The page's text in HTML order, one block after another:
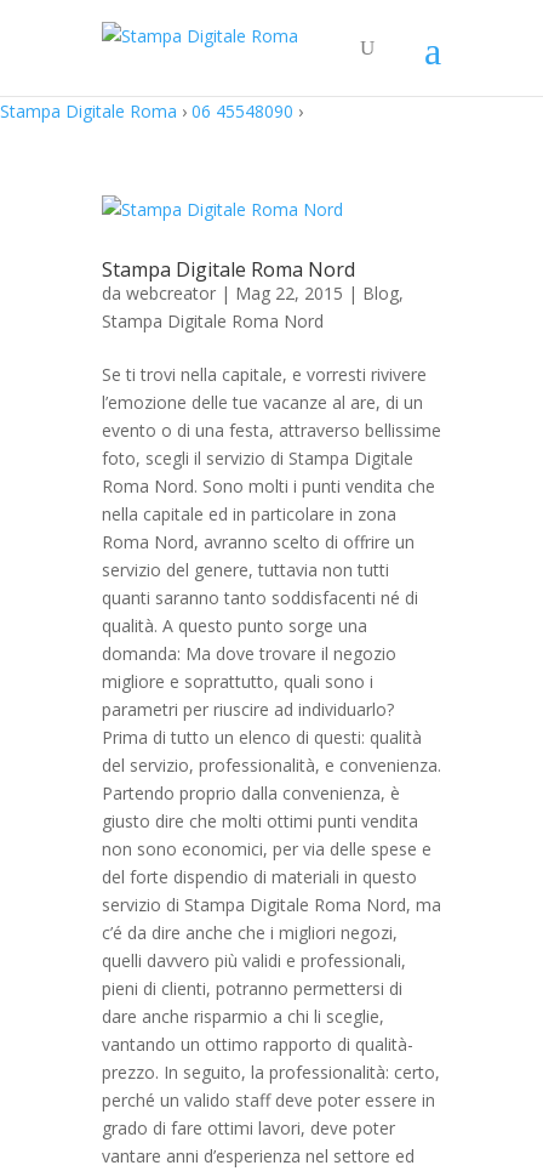
Stampa Digitale Roma › 06 45548090 ›
Stampa Digitale Roma Nord
da webcreator | Mag 22, 2015 | Blog,
Stampa Digitale Roma Nord
Se ti trovi nella capitale, e vorresti rivivere
l’emozione delle tue vacanze al are, di un
evento o di una festa, attraverso bellissime
foto, scegli il servizio di Stampa Digitale
Roma Nord. Sono molti i punti vendita che
nella capitale ed in particolare in zona
Roma Nord, avranno scelto di offrire un
servizio del genere, tuttavia non tutti
quanti saranno tanto soddisfacenti né di
qualità. A questo punto sorge una
domanda: Ma dove trovare il negozio
migliore e soprattutto, quali sono i
parametri per riuscire ad individuarlo?
Prima di tutto un elenco di questi: qualità
del servizio, professionalità, e convenienza.
Partendo proprio dalla convenienza, è
giusto dire che molti ottimi punti vendita
non sono economici, per via delle spese e
del forte dispendio di materiali in questo
servizio di Stampa Digitale Roma Nord, ma
c’é da dire anche che i migliori negozi,
quelli davvero più validi e professionali,
pieni di clienti, potranno permettersi di
dare anche risparmio a chi li sceglie,
vantando un ottimo rapporto di qualità-
prezzo. In seguito, la professionalità: certo,
perché un valido staff deve poter essere in
grado di fare ottimi lavori, deve poter
vantare anni d’esperienza nel settore ed